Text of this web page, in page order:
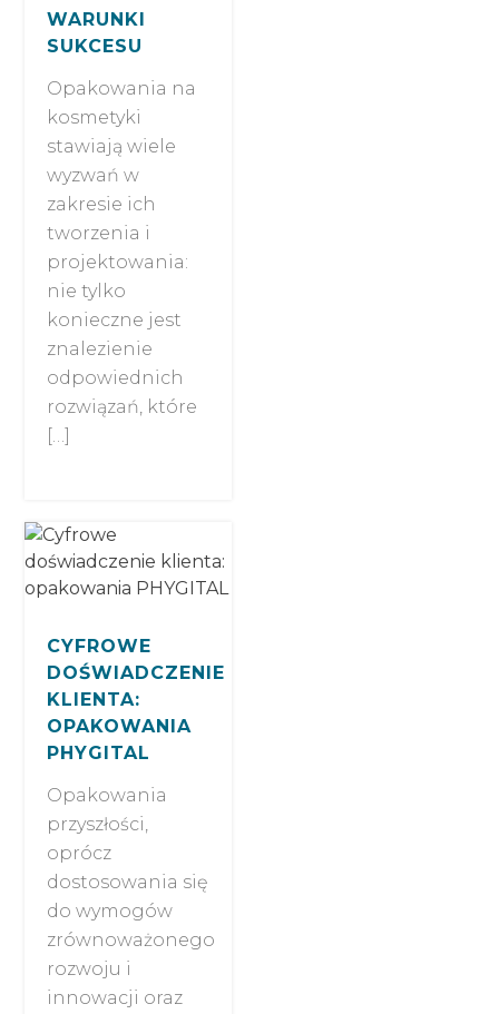
WARUNKI
SUKCESU
Opakowania na
kosmetyki
stawiają wiele
wyzwań w
zakresie ich
tworzenia i
projektowania:
nie tylko
konieczne jest
znalezienie
odpowiednich
rozwiązań, które
[…]
CYFROWE
DOŚWIADCZENIE
KLIENTA:
OPAKOWANIA
PHYGITAL
Opakowania
przyszłości,
oprócz
dostosowania się
do wymogów
zrównoważonego
rozwoju i
innowacji oraz